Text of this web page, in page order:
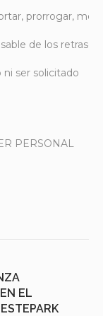
prorrogar,
de los
ser solicitado
PERSONAL
EL